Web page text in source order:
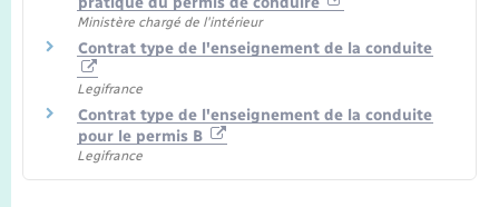
Ministère chargé de l'intérieur
Contrat type de l'enseignement de la conduite
Legifrance
Contrat type de l'enseignement de la conduite
pour le permis B
Legifrance